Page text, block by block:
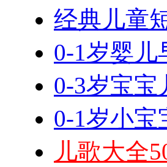
经典儿童
0-1岁婴儿
0-3岁宝宝
0-1岁小宝
儿歌大全